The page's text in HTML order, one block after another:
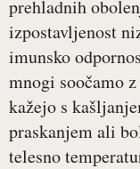
prehladnih
izpostavljenost
imunsko
mnogi soočamo
kažejo s
praskanjem ali
telesno